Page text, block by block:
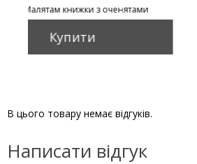
В цього товару немає відгуків.
Написати відгук